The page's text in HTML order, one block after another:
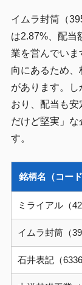
イムラ封筒（
は2.87%、配当
業を営んでいま
向にあるため
があります。
おり、配当も
だけど堅実」
す。
銘柄名（コード
ミライアル（
イムラ封筒（
石井表記（6336